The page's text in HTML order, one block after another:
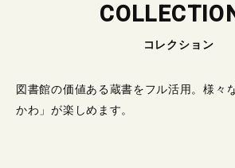
コレクション
図書館の価値ある蔵書をフル活用。様々
かわ」が楽しめます。